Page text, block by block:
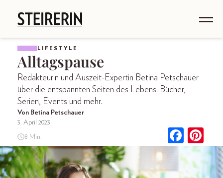
LIFESTYLE
Alltagspause
Redakteurin und Auszeit-Expertin Betina Petschauer
über die entspannten Seiten des Lebens: Bücher,
Serien, Events und mehr.
Von Betina Petschauer
3. April 2023
8 Min.